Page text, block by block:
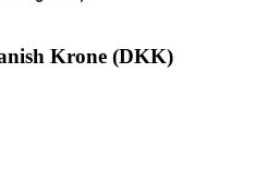
Krone (DKK)